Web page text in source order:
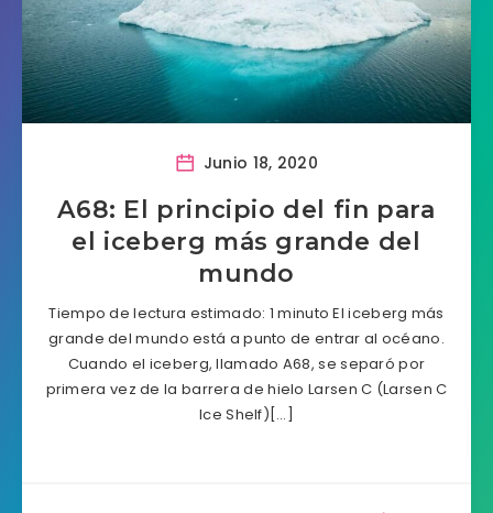
Junio 18, 2020
A68: El principio del fin para
el iceberg más grande del
mundo
Tiempo de lectura estimado: 1 minuto El iceberg más
grande del mundo está a punto de entrar al océano.
Cuando el iceberg, llamado A68, se separó por
primera vez de la barrera de hielo Larsen C (Larsen C
Ice Shelf)[…]